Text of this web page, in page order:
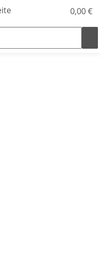
0,00 €